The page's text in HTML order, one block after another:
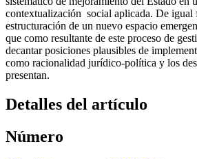
contextualización social aplicada. De igual
estructuración de un nuevo espacio
que como resultante de este proceso de
decantar posiciones plausibles de
como racionalidad jurídico-política y los
presentan.
Detalles del artículo
Número